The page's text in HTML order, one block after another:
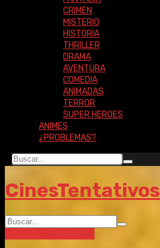
CRIMEN
MISTERIO
HISTORIA
THRILLER
DRAMA
AVENTURA
COMEDIA
ANIMADAS
TERROR
SUPER HEROES
ANIMES
¿PROBLEMAS?
CinesTentativos